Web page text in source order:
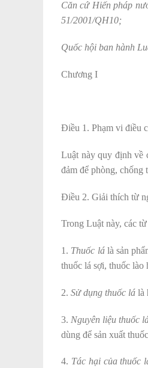
Căn cứ Hiến pháp
51/2001/QH10;
Quốc hội ban hành
Chương I
Điều 1. Phạm vi điều
Luật này quy định về
đảm để phòng, chống
Điều 2. Giải thích từ
Trong Luật này, các
1. Thuốc lálà sản
thuốc lá sợi, thuốc lào
2. Sử dụng thuốc lá là
3. Nguyên liệu thuốc
dùng để sản xuất
4. Tác hại của thuốc